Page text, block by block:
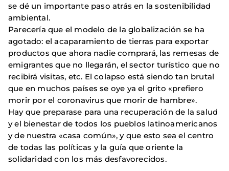
se dé un importante paso atrás en la sostenibilidad
ambiental.
Parecería que el modelo de la globalización se ha
agotado: el acaparamiento de tierras para exportar
productos que ahora nadie comprará, las remesas de
emigrantes que no llegarán, el sector turístico que no
recibirá visitas, etc. El colapso está siendo tan brutal
que en muchos países se oye ya el grito «prefiero
morir por el coronavirus que morir de hambre».
Hay que preparase para una recuperación de la salud
y el bienestar de todos los pueblos lati­noamericanos
y de nuestra «casa común», y que esto sea el centro
de todas las políticas y la guía que oriente la
solidaridad con los más desfavorecidos.